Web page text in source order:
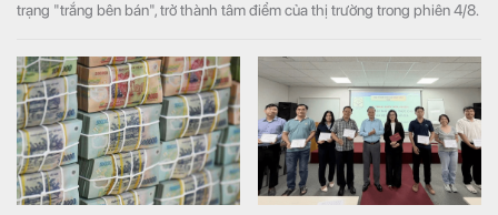
trạng "trắng bên bán", trở thành tâm điểm của thị trường trong phiên 4/8.